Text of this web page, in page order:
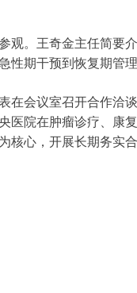
观。王奇金主任简要
性期干预到恢复期管
在会议室召开合作洽
医院在肿瘤诊疗、康
核心，开展长期务实合